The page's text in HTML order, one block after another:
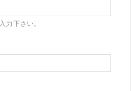
力下さい。